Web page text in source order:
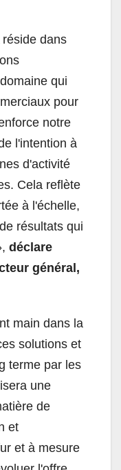
réside dans
qui
pour
notre
l'intention à
d'activité
Cela reflète
à l'échelle,
résultats qui
déclare
général,
main dans la
solutions et
terme par les
une
de
et
et à mesure